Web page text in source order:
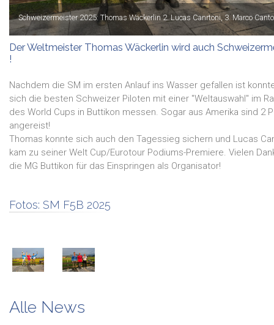
Schweizermeister 2025: Thomas Wäckerlin 2. Lucas Canrtoni, 3. Marco
Der Weltmeister Thomas Wäckerlin wird auch
!
Nachdem die SM im ersten Anlauf ins Wasser gefallen ist
sich die besten Schweizer Piloten mit einer "Weltauswahl" im
des World Cups in Buttikon messen. Sogar aus Amerika sind 2
angereist!
Thomas konnte sich auch den Tagessieg sichern und Lucas
kam zu seiner Welt Cup/Eurotour Podiums-Premiere. Vielen
die MG Buttikon für das Einspringen als Organisator!
Fotos: SM F5B 2025
Alle News